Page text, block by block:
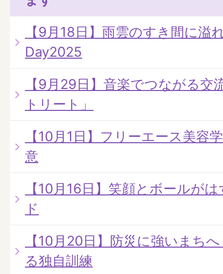
【9月18日】雨雲のすき間に溢
Day2025
【9月29日】音楽でつながる交
トリート」
【10月1日】フリーエース美容
意
【10月16日】笑顔とボールが
ド
【10月20日】防災に強いまち
る独自訓練